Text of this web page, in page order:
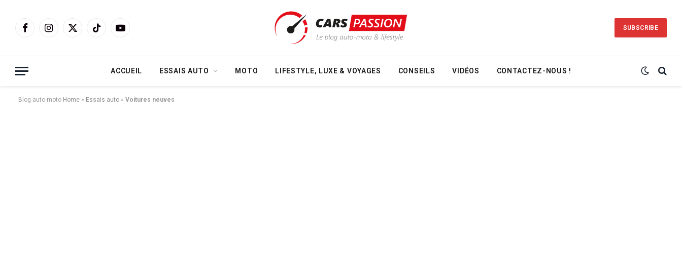
FacebookInstagram
X
TikTokYouTube SUBSCRIBE
ACCUEIL ESSAIS AUTO MOTO LIFESTYLE, LUXE & VOYAGES CONSEILS VIDÉOS CONTACTEZ-NOUS !
Blog auto-moto Home » Essais auto » Voitures neuves